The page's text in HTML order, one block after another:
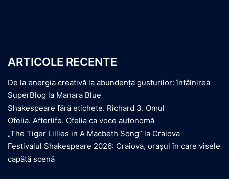
ARTICOLE RECENTE
De la energia creativă la abundența gusturilor: întâlnirea
SuperBlog la Manara Blue
Shakespeare fără etichete. Richard 3. Omul
Ofelia. Afterlife. Ofelia ca voce autonomă
„The Tiger Lillies in A Macbeth Song” la Craiova
Festivalul Shakespeare 2026: Craiova, orașul în care visele
capătă scenă